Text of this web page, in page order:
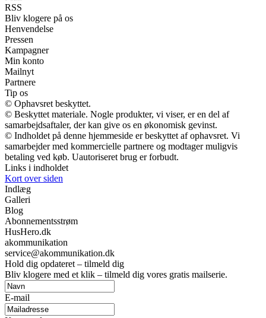
RSS
Bliv klogere på os
Henvendelse
Pressen
Kampagner
Min konto
Mailnyt
Partnere
Tip os
© Ophavsret beskyttet.
© Beskyttet materiale. Nogle produkter, vi viser, er en del af
samarbejdsaftaler, der kan give os en økonomisk gevinst.
© Indholdet på denne hjemmeside er beskyttet af ophavsret. Vi
samarbejder med kommercielle partnere og modtager muligvis
betaling ved køb. Uautoriseret brug er forbudt.
Links i indholdet
Kort over siden
Indlæg
Galleri
Blog
Abonnementsstrøm
HusHero.dk
akommunikation
service@akommunikation.dk
Hold dig opdateret – tilmeld dig
Bliv klogere med et klik – tilmeld dig vores gratis mailserie.
E-mail